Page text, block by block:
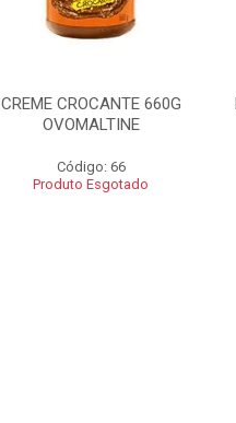
CREME CROCANTE 660G
OVOMALTINE
Código: 66
Produto Esgotado